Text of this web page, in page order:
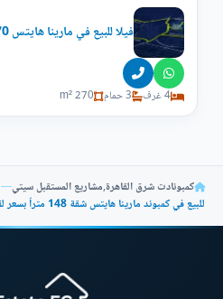
فيلا للبيع في مارينا هايتس 270 متراً
4 غرف 3 حمام 270 m²
كمبونادت شرق القاهرة,مشاريع المستقبل سيتي—
للبيع في كمبوند مارينا هايتس شقة 148 متراً بسعر لقطه جداا